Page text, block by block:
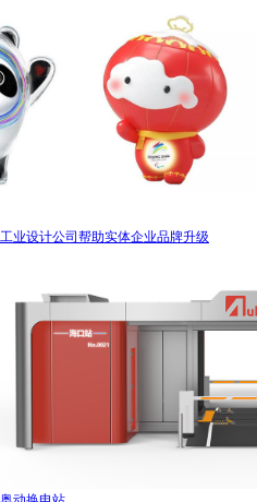
工业设计公司帮助实体企业品牌升级